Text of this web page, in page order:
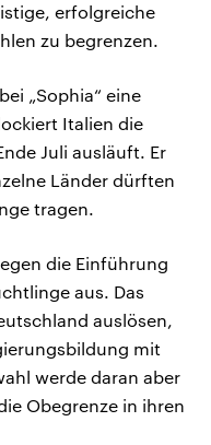
erfolgreiche
zu begrenzen.
„Sophia“ eine
Italien die
Juli ausläuft. Er
Länder dürften
tragen.
die Einführung
aus. Das
auslösen,
mit
werde daran aber
Obegrenze in ihren